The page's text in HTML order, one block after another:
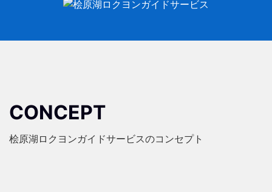
CONCEPT
桧原湖ロクヨンガイドサービスのコンセプト